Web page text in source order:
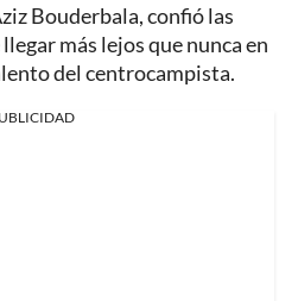
Bouderbala, confió las
más lejos que nunca en
del centrocampista.